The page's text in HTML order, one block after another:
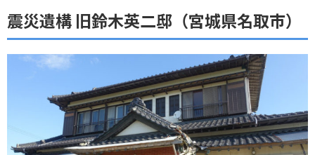
震災遺構 旧鈴木英二邸（宮城県名取市）